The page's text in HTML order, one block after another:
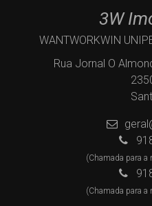
3W
WANTWORKWIN
Rua Jornal O
(Chamada para a
(Chamada para a